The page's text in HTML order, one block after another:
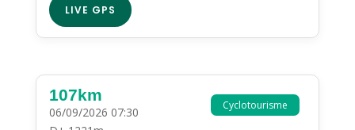
LIVE GPS
Cyclotourisme
107km
06/09/2026 07:30